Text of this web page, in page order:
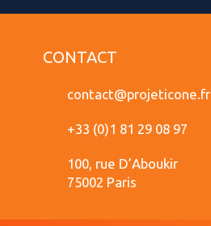
CONTACT
contact@projeticone.fr
+33 (0)1 81 29 08 97
100, rue D’Aboukir
75002 Paris